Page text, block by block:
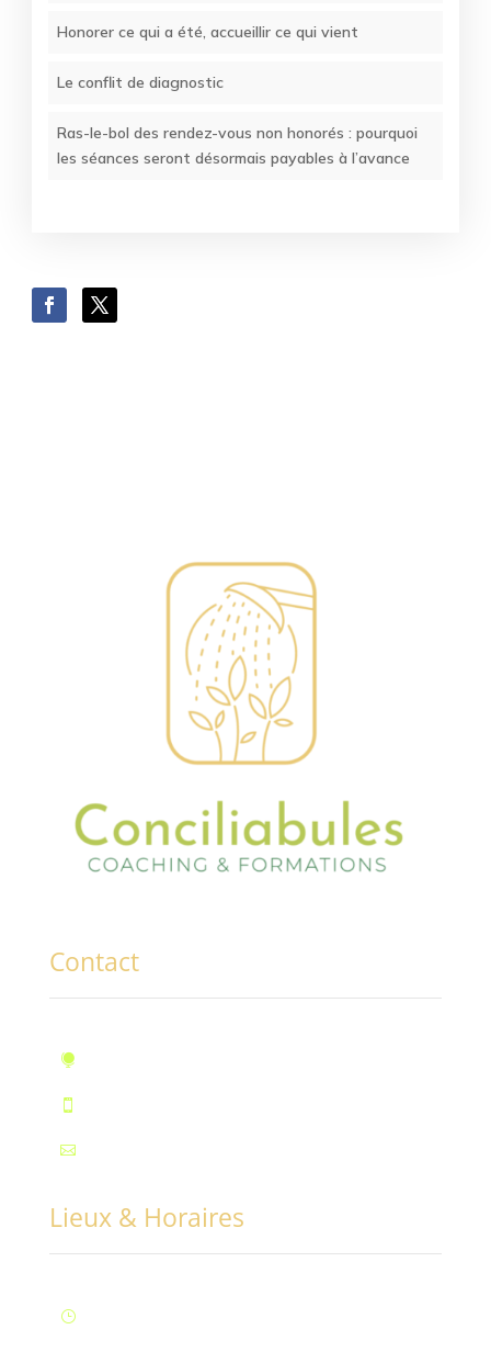
Honorer ce qui a été, accueillir ce qui vient
Le conflit de diagnostic
Ras-le-bol des rendez-vous non honorés : pourquoi
les séances seront désormais payables à l’avance
Contact



Lieux & Horaires
}